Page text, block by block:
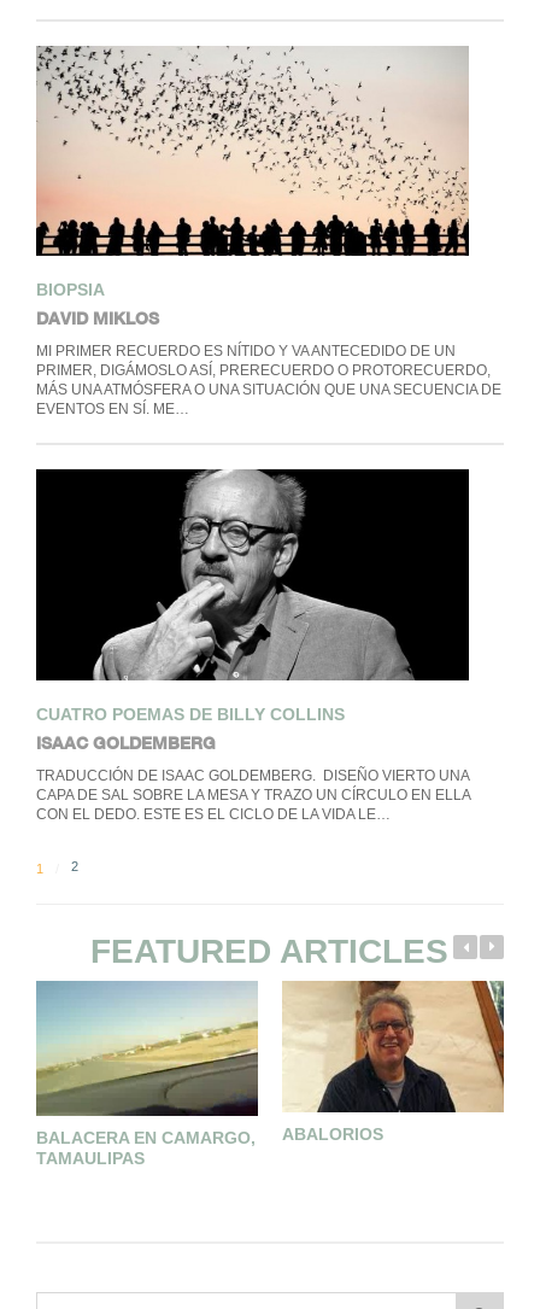
BIOPSIA
DAVID MIKLOS
MI PRIMER RECUERDO ES NÍTIDO Y VA ANTECEDIDO DE UN
PRIMER, DIGÁMOSLO ASÍ, PRERECUERDO O PROTORECUERDO,
MÁS UNA ATMÓSFERA O UNA SITUACIÓN QUE UNA SECUENCIA DE
EVENTOS EN SÍ. ME…
CUATRO POEMAS DE BILLY COLLINS
ISAAC GOLDEMBERG
TRADUCCIÓN DE ISAAC GOLDEMBERG. DISEÑO VIERTO UNA
CAPA DE SAL SOBRE LA MESA Y TRAZO UN CÍRCULO EN ELLA
CON EL DEDO. ESTE ES EL CICLO DE LA VIDA LE…
1 2
FEATURED ARTICLES
BALACERA EN CAMARGO,
TAMAULIPAS
ABALORIOS